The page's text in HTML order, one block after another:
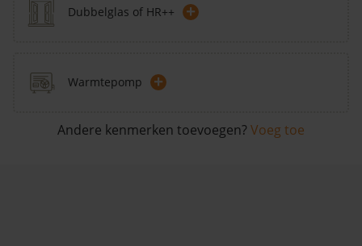
Dubbelglas of HR++ +
Warmtepomp +
Andere kenmerken toevoegen? Voeg toe